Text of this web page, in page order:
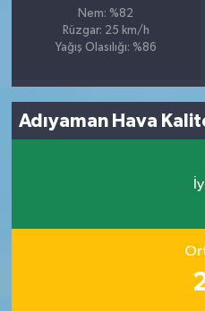
Nem: %82
Rüzgar: 25 km/h
Yağış Olasılığı: %86
Adıyaman Hava